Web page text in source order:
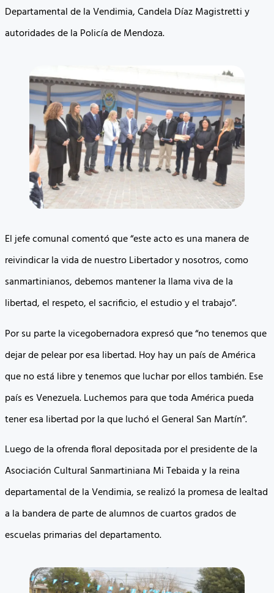
Departamental de la Vendimia, Candela Díaz Magistretti y
autoridades de la Policía de Mendoza.
El jefe comunal comentó que “este acto es una manera de
reivindicar la vida de nuestro Libertador y nosotros, como
sanmartinianos, debemos mantener la llama viva de la
libertad, el respeto, el sacrificio, el estudio y el trabajo”.
Por su parte la vicegobernadora expresó que “no tenemos que
dejar de pelear por esa libertad. Hoy hay un país de América
que no está libre y tenemos que luchar por ellos también. Ese
país es Venezuela. Luchemos para que toda América pueda
tener esa libertad por la que luchó el General San Martín”.
Luego de la ofrenda floral depositada por el presidente de la
Asociación Cultural Sanmartiniana Mi Tebaida y la reina
departamental de la Vendimia, se realizó la promesa de lealtad
a la bandera de parte de alumnos de cuartos grados de
escuelas primarias del departamento.